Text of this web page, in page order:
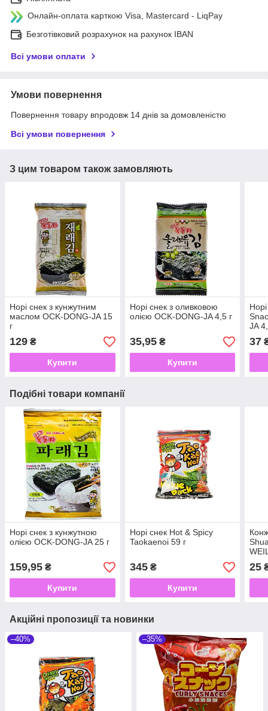
Онлайн-оплата карткою Visa, Mastercard - LiqPay
Безготівковий розрахунок на рахунок IBAN
Всі умови оплати
Умови повернення
Повернення товару впродовж 14 днів за домовленістю
Всі умови повернення
З цим товаром також замовляють
Норі снек з кунжутним
маслом OCK-DONG-JA 15
г
129 ₴
Купити
Норі снек з оливковою
олією OCK-DONG-JA 4,5 г
35,95₴
Купити
JA
37
Подібні товари компанії
Норі снек з кунжутною
олією OCK-DONG-JA 25 г
159,95 ₴
Купити
Норі снек Hot & Spicy
Taokaenoi 59 г
345₴
Купити
25
Акційні пропозиції та новинки
–40% –35%